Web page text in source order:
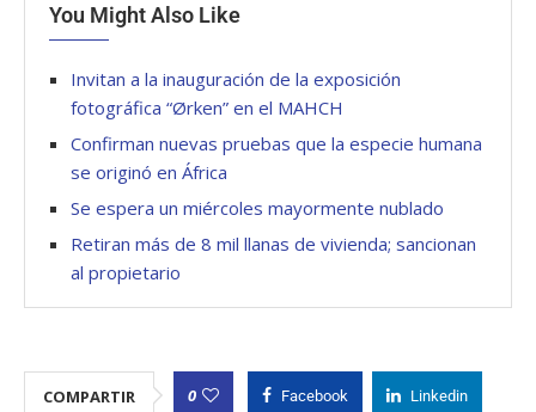
You Might Also Like
Invitan a la inauguración de la exposición
fotográfica “Ørken” en el MAHCH
Confirman nuevas pruebas que la especie humana
se originó en África
Se espera un miércoles mayormente nublado
Retiran más de 8 mil llanas de vivienda; sancionan
al propietario
COMPARTIR 0 Facebook Linkedin